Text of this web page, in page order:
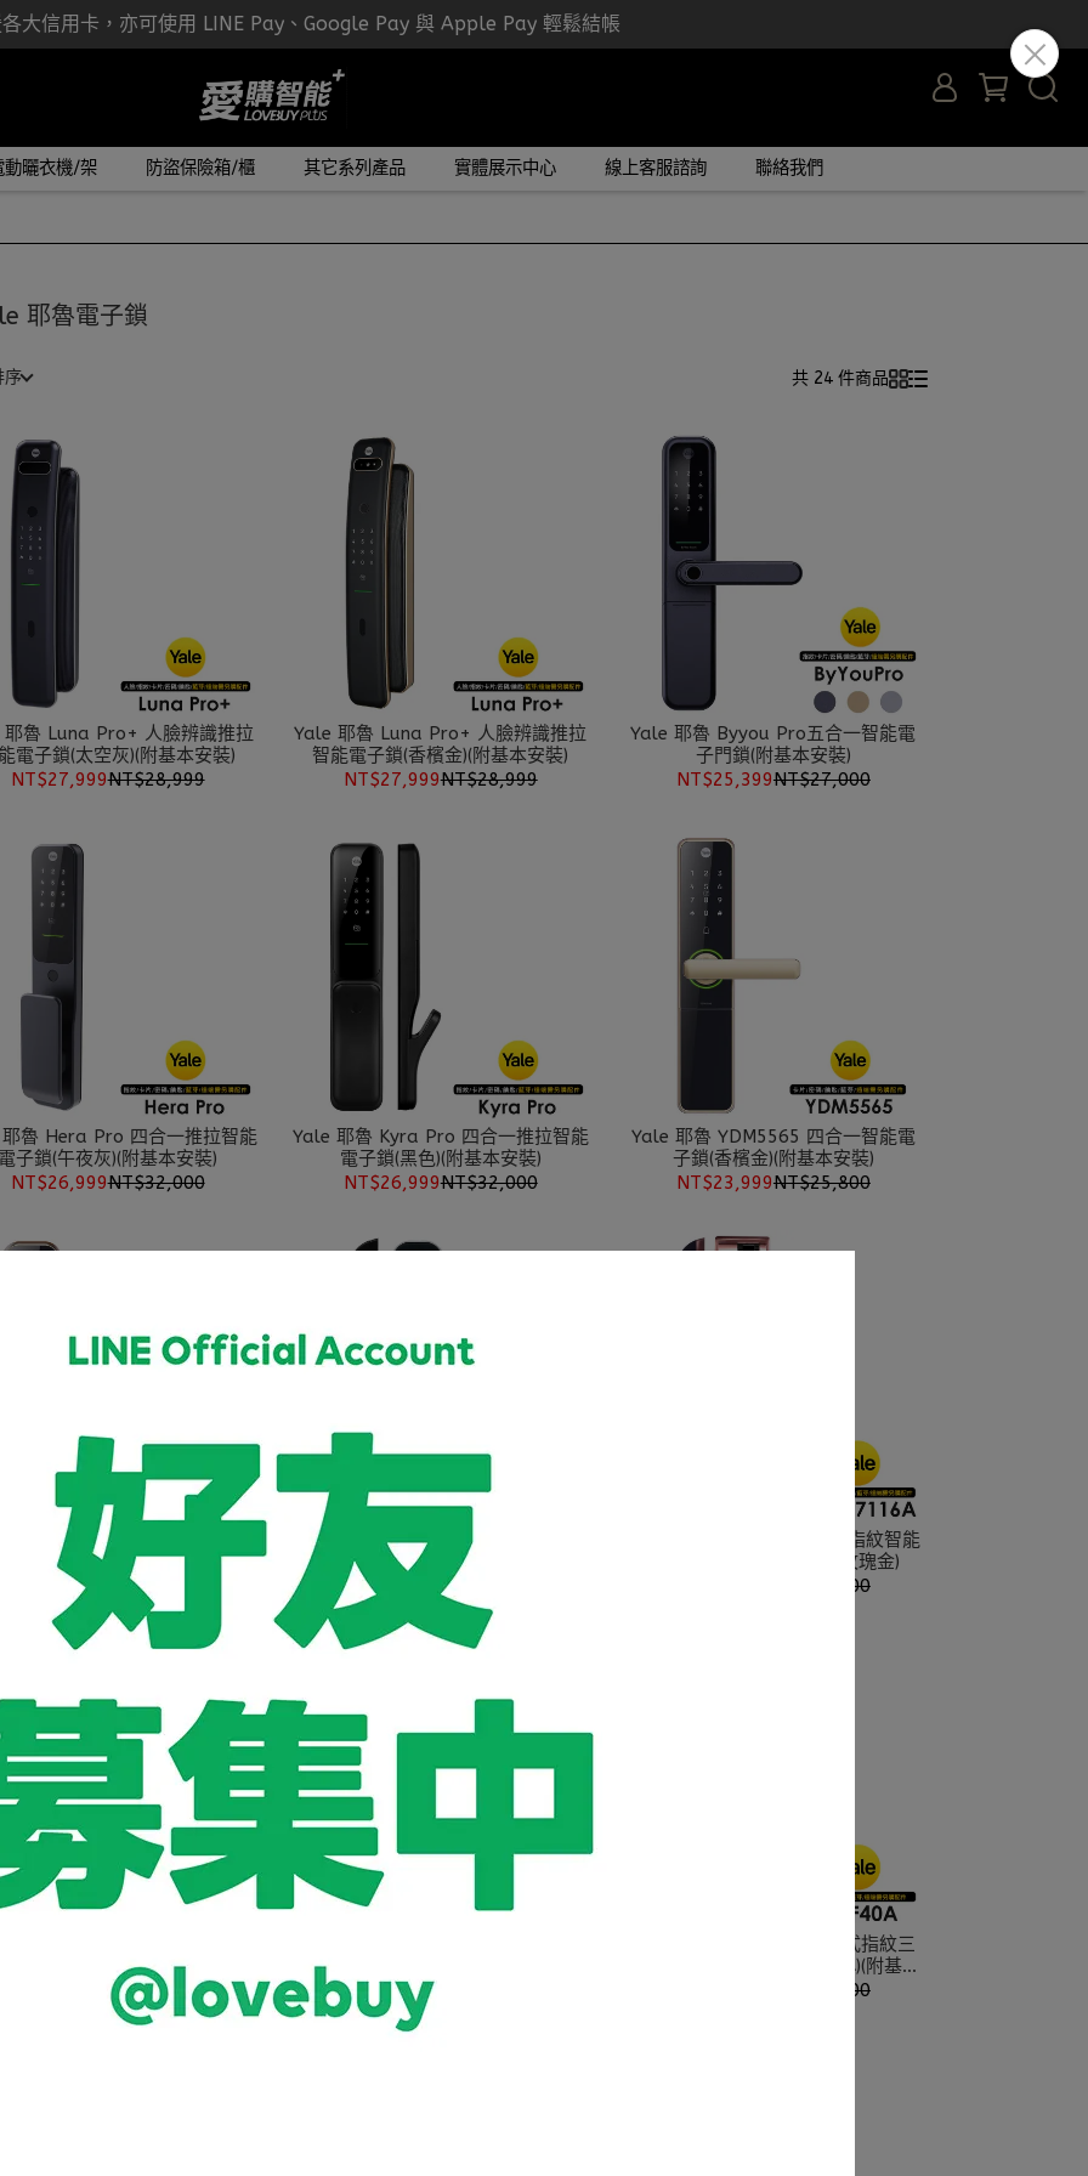
大信用卡，亦可使用 LINE Pay、Google Pay 與 Apple Pay 輕鬆結帳
動曬衣機/架 防盜保險箱/櫃 其它系列產品 實體展示中心 線上客服諮詢 聯絡我們
耶魯電子鎖
序 共 24 件商品
魯 Luna Pro+ 人臉辨識推拉
電子鎖(太空灰)(附基本安裝)
NT$27,999NT$28,999
Yale 耶魯 Luna Pro+ 人臉辨識推拉
智能電子鎖(香檳金)(附基本安裝)
NT$27,999NT$28,999
Yale 耶魯 Byyou Pro五合一智能電
子門鎖(附基本安裝)
NT$25,399NT$27,000
合一推拉智能
子鎖(午夜灰)(附基本安裝)
NT$26,999NT$32,000
Yale 耶魯 Kyra Pro 四合一推拉智能
電子鎖(黑色)(附基本安裝)
NT$26,999NT$32,000
Yale 耶魯 YDM5565 四合一智能電
子鎖(香檳金)(附基本安裝)
NT$23,999NT$25,800
子鎖(香檳金)(附基本安裝)
NT$23,999
NT$25,800
Yale 耶魯 BioSecure抗菌塗層 智能
電子門鎖(YDM-7220)(附基本安裝)
NT$22,999 NT$32,000
Yale 耶魯 卡片/密碼/鑰匙/指紋智能
電子門鎖(YDM-7116A)(玫瑰金)
NT$28,000
門鎖(YDM-7116A)(霧面黑)
NT$28,000
NT$18,999
Yale 耶魯 密碼/鑰匙/電容式指紋三
合一智能電子門鎖(YMF-40A)(附基本
NT$25,000